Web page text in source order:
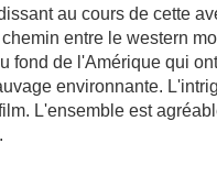
au cours de cette
entre le western
fond de l'Amérique qui
environnante.
L'ensemble est